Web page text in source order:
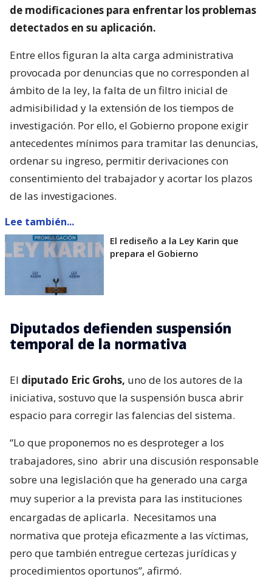
de modificaciones para enfrentar los problemas
detectados en su aplicación.
Entre ellos figuran la alta carga administrativa
provocada por denuncias que no corresponden al
ámbito de la ley, la falta de un filtro inicial de
admisibilidad y la extensión de los tiempos de
investigación. Por ello, el Gobierno propone exigir
antecedentes mínimos para tramitar las denuncias,
ordenar su ingreso, permitir derivaciones con
consentimiento del trabajador y acortar los plazos
de las investigaciones.
Lee también...
El rediseño a la Ley Karin que
prepara el Gobierno
Diputados defienden suspensión
temporal de la normativa
El diputado Eric Grohs, uno de los autores de la
iniciativa, sostuvo que la suspensión busca abrir
espacio para corregir las falencias del sistema.
“Lo que proponemos no es desproteger a los
trabajadores, sino abrir una discusión responsable
sobre una legislación que ha generado una carga
muy superior a la prevista para las instituciones
encargadas de aplicarla. Necesitamos una
normativa que proteja eficazmente a las víctimas,
pero que también entregue certezas jurídicas y
procedimientos oportunos”, afirmó.